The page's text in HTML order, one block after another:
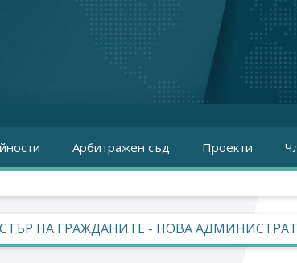
Арбитражен съд Проекти
НА ГРАЖДАНИТЕ - НОВА